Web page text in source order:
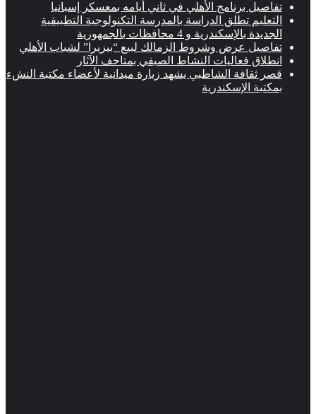
تفاصيل برنامج الأهلي في ثاني أيامه بمعسكر إسبانيا
التعليم تطلق الدراسة بالمدرسة التكنولوجية التطبيقية
الجديدة بالإسكندرية و 4 محافظات بالجمهورية
تفاصيل عرض وشروط الزمالك لبيع “بيزيرا” لشباب الأهلي
انطلاق فعاليات النشاط الصيفي بمتاحف الآثار
قصر ثقافة الشاطبي يشهد زيارة ميدانية لأعضاء مكتبة النشء
بمكتبة الإسكندرية